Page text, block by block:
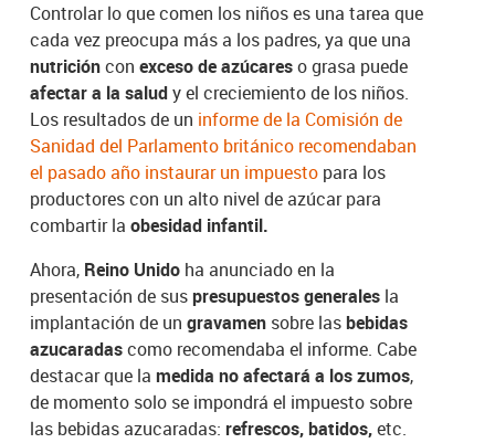
Controlar lo que comen los niños es una tarea que
cada vez preocupa más a los padres, ya que una
nutricióncon exceso de azúcareso grasa puede
afectar a la saludy el creciemiento de los niños.
Los resultados de un informe de la Comisión de
Sanidad del Parlamento británico recomendaban
el pasado año instaurar un impuesto para los
productores con un alto nivel de azúcar para
combartir laobesidad infantil.
Ahora, Reino Unido ha anunciado en la
presentación de suspresupuestos generales la
implantación de ungravamen sobre lasbebidas
azucaradascomo recomendaba el informe. Cabe
destacar que lamedida no afectará a los zumos,
de momento solo se impondrá el impuesto sobre
las bebidas azucaradas: refrescos, batidos,etc.